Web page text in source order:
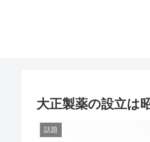
大正製薬の設立は
話題